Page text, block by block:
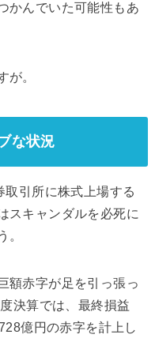
かんでいた可能性もあ
が。
な状況
引所に株式上場する
スキャンダルを必死に
。
額赤字が足を引っ張っ
決算では、最終損益
億円の赤字を計上し